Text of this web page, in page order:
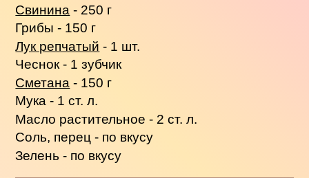
Свинина - 250 г
Грибы - 150 г
Лук репчатый - 1 шт.
Чеснок - 1 зубчик
Сметана - 150 г
Мука - 1 ст. л.
Масло растительное - 2 ст. л.
Соль, перец - по вкусу
Зелень - по вкусу